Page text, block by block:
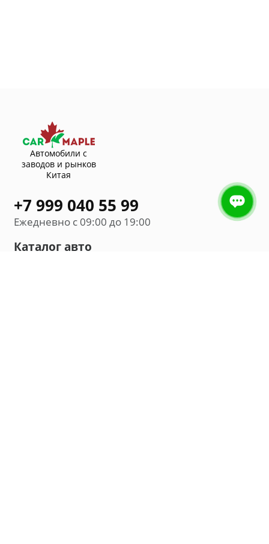
Автомобили с
заводов и рынков
Китая
+7 999 040 55 99
Ежедневно с 09:00 до 19:00
Каталог авто